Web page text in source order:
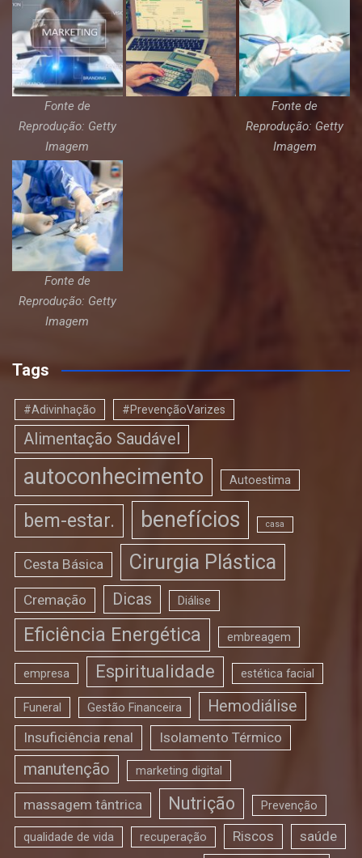
Fonte de
Reprodução: Getty
Imagem
Fonte de
Reprodução: Getty
Imagem
Fonte de
Reprodução: Getty
Imagem
Tags
#Adivinhação #PrevençãoVarizes
Alimentação Saudável
autoconhecimento Autoestima
bem-estar. benefícios casa
Cesta Básica Cirurgia Plástica
Cremação Dicas Diálise
Eficiência Energética embreagem
empresa Espiritualidade estética facial
Funeral Gestão Financeira Hemodiálise
Insuficiência renal Isolamento Térmico
manutenção marketing digital
massagem tântrica Nutrição Prevenção
qualidade de vida recuperação Riscos saúde